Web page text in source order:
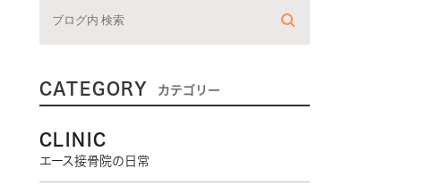
CATEGORY カテゴリー
CLINIC
エース接骨院の日常